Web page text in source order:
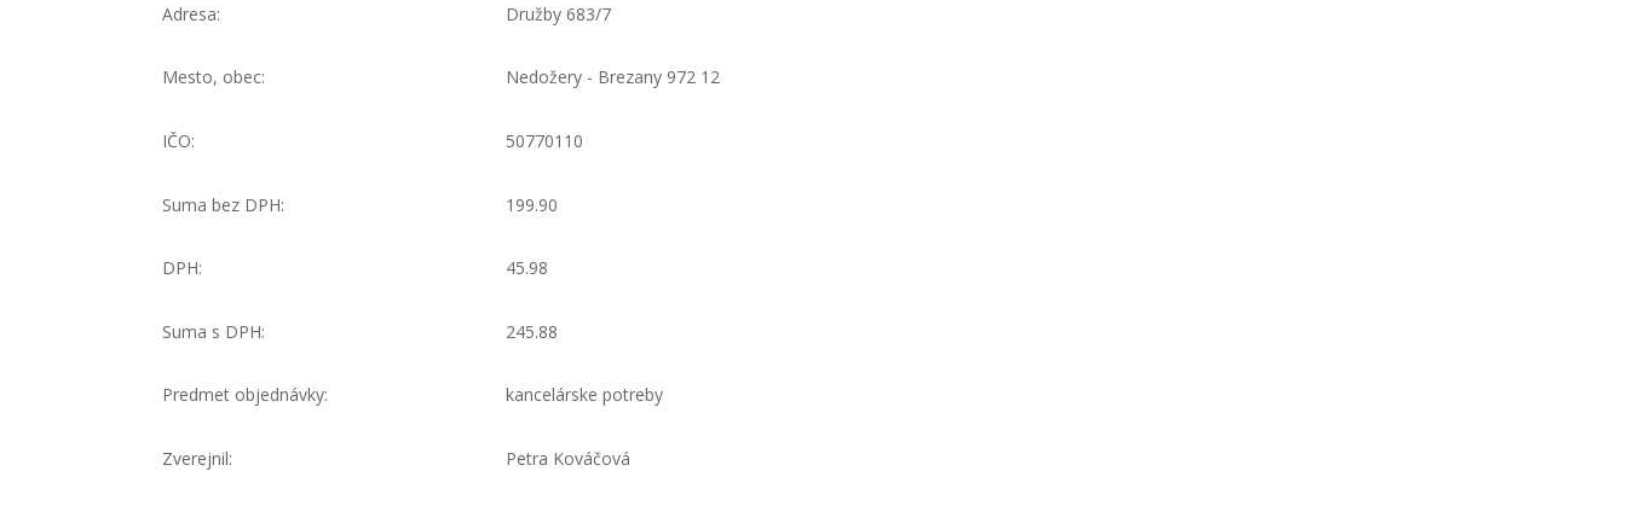
Adresa:
Mesto, obec:
IČO:
Suma bez DPH:
DPH:
Suma s DPH:
Predmet objednávky:
Zverejnil:
Družby 683/7
Nedožery - Brezany 972 12
50770110
199.90
45.98
245.88
kancelárske potreby
Petra Kováčová